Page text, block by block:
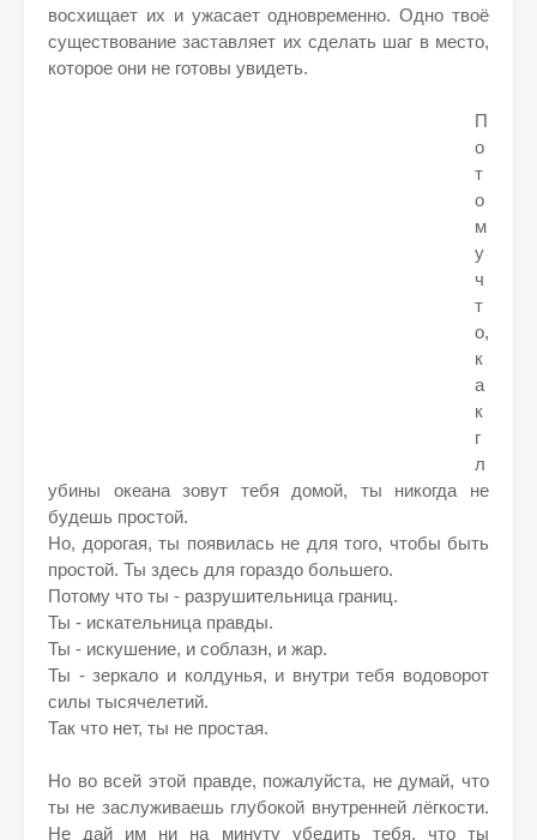
восхищает их и ужасает одновременно. Одно твоё
существование заставляет их сделать шаг в место,
которое они не готовы увидеть.
П
о
т
о
м
у
ч
т
о,
к
а
к
г
л
убины океана зовут тебя домой, ты никогда не
будешь простой.
Но, дорогая, ты появилась не для того, чтобы быть
простой. Ты здесь для гораздо большего.
Потому что ты - разрушительница границ.
Ты - искательница правды.
Ты - искушение, и соблазн, и жар.
Ты - зеркало и колдунья, и внутри тебя водоворот
силы тысячелетий.
Так что нет, ты не простая.
Но во всей этой правде, пожалуйста, не думай, что
ты не заслуживаешь глубокой внутренней лёгкости.
Не дай им ни на минуту убедить тебя, что ты